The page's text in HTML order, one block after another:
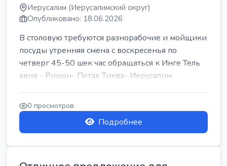
Иерусалим (Иерусалимский округ)
Опубликовано: 18.06.2026
В столовую требуются разнорабочие и мойщики
посуды утренняя смена с воскресенья по
четверг 45-50 шек час обращаться к Инге Тель
авив - Ришон- Петах Тиква- Иерусалим
0 просмотров
Подробнее